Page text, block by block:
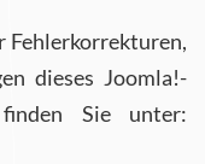
Fehlerkorrekturen,
dieses Joomla!-
Sie unter: